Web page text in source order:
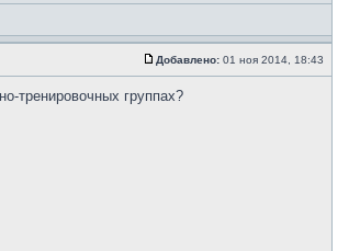
Добавлено: 01 ноя 2014, 18:43
тренировочных группах?